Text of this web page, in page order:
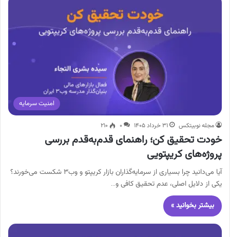
امنیت سرمایه
مجله نوبیتکس ۳۱ خرداد ۱۴۰۵ ۰ ۲۱۰
خودت تحقیق کن؛ راهنمای قدم‌به‌قدم بررسی
پروژه‌های کریپتویی
آیا می‌دانید چرا بسیاری از سرمایه‌گذاران بازار کریپتو و وب۳ شکست می‌خورند؟
یکی از دلایل اصلی، عدم تحقیق کافی و…
بیشتر بخوانید »